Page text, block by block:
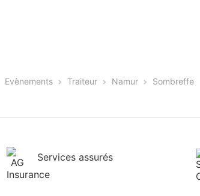
Evènements Traiteur Namur Sombreffe
Services assurés